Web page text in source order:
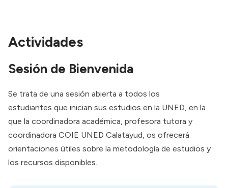
Actividades
Sesión de Bienvenida
Se trata de una sesión abierta a todos los
estudiantes que inician sus estudios en la UNED, en la
que la coordinadora académica, profesora tutora y
coordinadora COIE UNED Calatayud, os ofrecerá
orientaciones útiles sobre la metodología de estudios y
los recursos disponibles.